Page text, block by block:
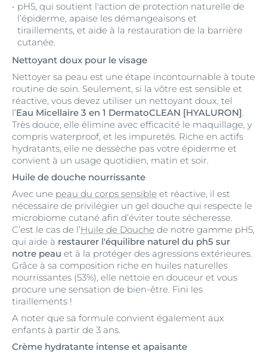
pH5, qui soutient l'action de protection naturelle de
l’épiderme, apaise les démangeaisons et
tiraillements, et aide à la restauration de la barrière
cutanée.
Nettoyant doux pour le visage
Nettoyer sa peau est une étape incontournable à toute
routine de soin. Seulement, si la vôtre est sensible et
réactive, vous devez utiliser un nettoyant doux, tel
l’Eau Micellaire 3 en 1 DermatoCLEAN [HYALURON].
Très douce, elle élimine avec efficacité le maquillage, y
compris waterproof, et les impuretés. Riche en actifs
hydratants, elle ne dessèche pas votre épiderme et
convient à un usage quotidien, matin et soir.
Huile de douche nourrissante
Avec une peau du corps sensible et réactive, il est
nécessaire de privilégier un gel douche qui respecte le
microbiome cutané afin d’éviter toute sécheresse.
C’est le cas de l’Huile de Douche de notre gamme pH5,
qui aide à restaurer l'équilibre naturel du ph5 sur
notre peau et à la protéger des agressions extérieures.
Grâce à sa composition riche en huiles naturelles
nourrissantes (53%), elle nettoie en douceur et vous
procure une sensation de bien-être. Fini les
tiraillements !
A noter que sa formule convient également aux
enfants à partir de 3 ans.
Crème hydratante intense et apaisante